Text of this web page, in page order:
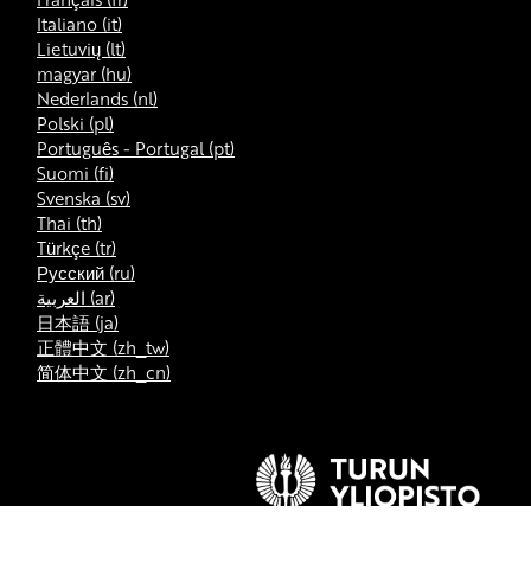
Italiano ‎(it)‎
Lietuvių ‎(lt)‎
magyar ‎(hu)‎
Nederlands ‎(nl)‎
Polski ‎(pl)‎
Português - Portugal ‎(pt)‎
Suomi ‎(fi)‎
Svenska ‎(sv)‎
Thai ‎(th)‎
Türkçe ‎(tr)‎
Русский ‎(ru)‎
العربية ‎(ar)‎
日本語 ‎(ja)‎
正體中文 ‎(zh_tw)‎
简体中文 ‎(zh_cn)‎